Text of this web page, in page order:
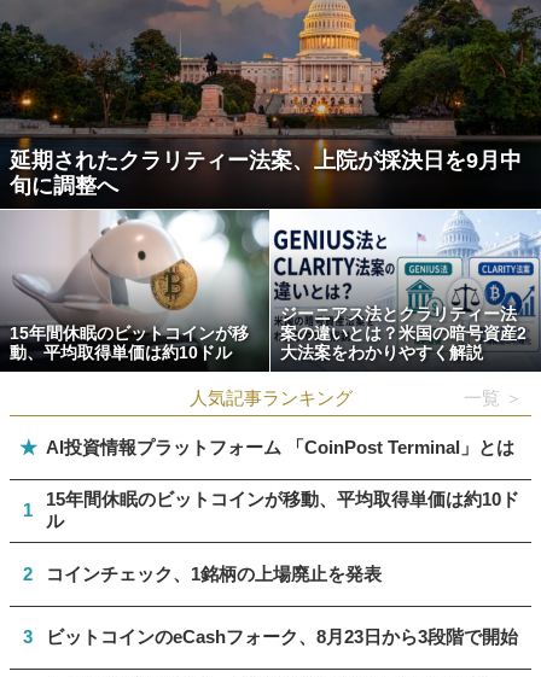
延期されたクラリティー法案、上院が採決日を9月中
旬に調整へ
15年間休眠のビットコインが移
動、平均取得単価は約10ドル
ジーニアス法とクラリティー法
案の違いとは？米国の暗号資産2
大法案をわかりやすく解説
人気記事ランキング 一覧 ＞
★ AI投資情報プラットフォーム 「CoinPost Terminal」とは
1
15年間休眠のビットコインが移動、平均取得単価は約10ド
ル
2 コインチェック、1銘柄の上場廃止を発表
3 ビットコインのeCashフォーク、8月23日から3段階で開始